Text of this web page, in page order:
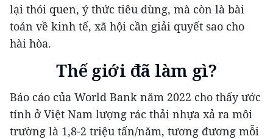
lại thói quen, ý thức tiêu dùng, mà còn là bài
toán về kinh tế, xã hội cần giải quyết sao cho
hài hòa.
Thế giới đã làm gì?
Báo cáo của World Bank năm 2022 cho thấy ước
tính ở Việt Nam lượng rác thải nhựa xả ra môi
trường là 1,8-2 triệu tấn/năm, tương đương mỗi